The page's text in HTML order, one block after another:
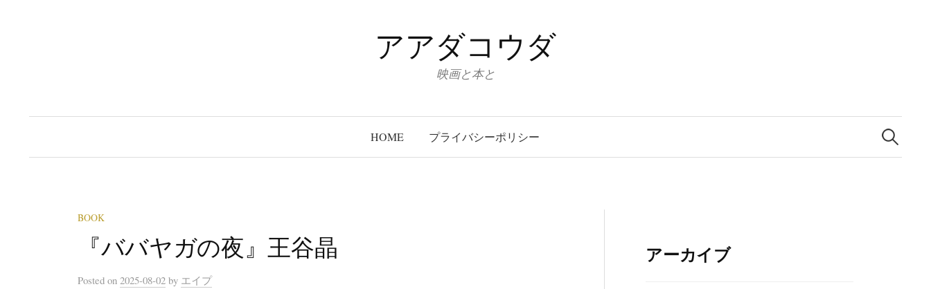
アアダコウダ
映画と本と
HOME プライバシーポリシー
Search
for:
BOOK
『ババヤガの夜』王谷晶
Posted on 2025-08-02 by エイプ
アーカイブ